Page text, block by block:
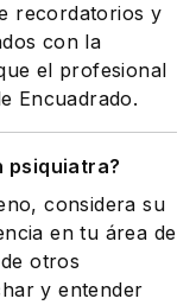
recordatorios y
con la
el profesional
Encuadrado.
psiquiatra?
considera su
en tu área de
otros
y entender